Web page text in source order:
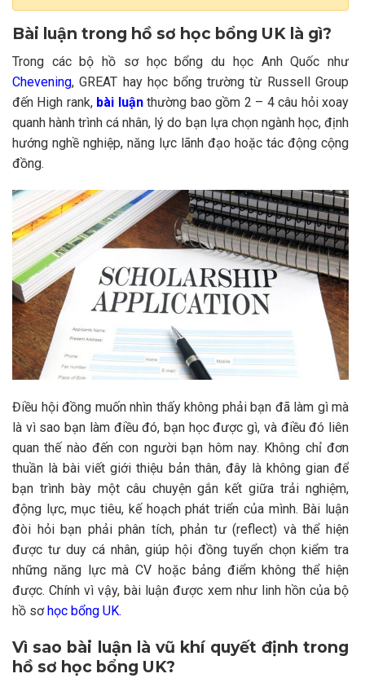
Bài luận trong hồ sơ học bổng UK là gì?
Trong các bộ hồ sơ học bổng du học Anh Quốc như
Chevening, GREAT hay học bổng trường từ Russell Group
đến High rank, bài luận thường bao gồm 2 – 4 câu hỏi xoay
quanh hành trình cá nhân, lý do bạn lựa chọn ngành học, định
hướng nghề nghiệp, năng lực lãnh đạo hoặc tác động cộng
đồng.
Điều hội đồng muốn nhìn thấy không phải bạn đã làm gì mà
là vì sao bạn làm điều đó, bạn học được gì, và điều đó liên
quan thế nào đến con người bạn hôm nay. Không chỉ đơn
thuần là bài viết giới thiệu bản thân, đây là không gian để
bạn trình bày một câu chuyện gắn kết giữa trải nghiệm,
động lực, mục tiêu, kế hoạch phát triển của mình. Bài luận
đòi hỏi bạn phải phân tích, phản tư (reflect) và thể hiện
được tư duy cá nhân, giúp hội đồng tuyển chọn kiểm tra
những năng lực mà CV hoặc bảng điểm không thể hiện
được. Chính vì vậy, bài luận được xem như linh hồn của bộ
hồ sơhọc bổng UK.
Vì sao bài luận là vũ khí quyết định trong
hồ sơ học bổng UK?